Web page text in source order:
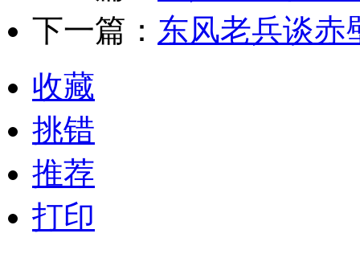
下一篇： 东风老兵谈赤
收藏
挑错
推荐
打印